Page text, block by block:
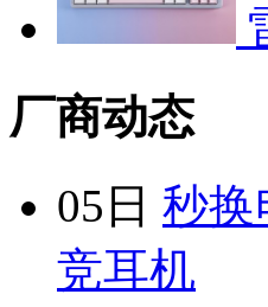
厂商动态
05日 秒换
竞耳机